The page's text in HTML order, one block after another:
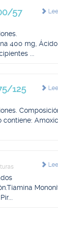
57
400 mg, Ácido
...
125